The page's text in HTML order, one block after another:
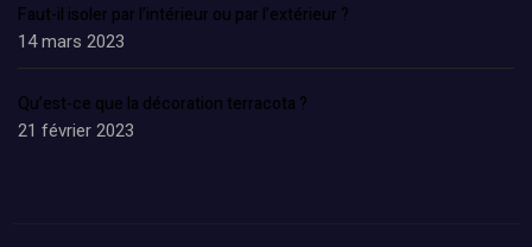
Faut-il isoler par l’intérieur ou par l’extérieur ?
14 mars 2023
Qu’est-ce que la décoration terracota ?
21 février 2023